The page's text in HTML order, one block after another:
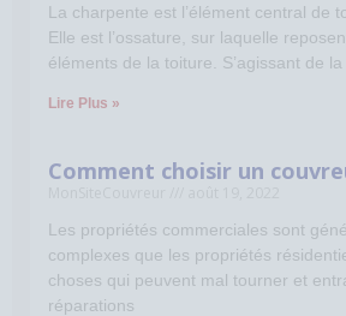
La charpente est l’élément central de
Elle est l’ossature, sur laquelle
éléments de la toiture. S’agissant de
Lire Plus »
Comment choisir un
Les propriétés commerciales sont
complexes que les propriétés
choses qui peuvent mal tourner et
réparations